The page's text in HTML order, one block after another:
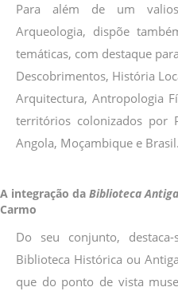
Para além de um
Arqueologia, dispõe
temáticas, com destaque
Descobrimentos, História
Arquitectura, Antropologia
territórios colonizados por
Angola, Moçambique e Brasil.
A integração da Biblioteca Antiga
Carmo
Do seu conjunto,
Biblioteca Histórica ou
que do ponto de vista